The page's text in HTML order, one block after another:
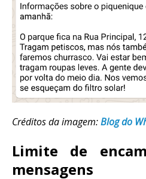
Créditos da imagem:Blog do
Limite de
mensagens